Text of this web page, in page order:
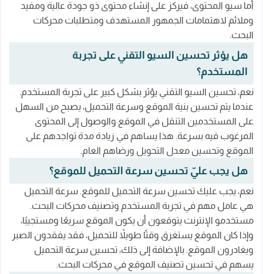
أما سيو المحتوى، فيركز على إنشاء محتوى ذو جودة عالية ومفيد
وملائم لاهتمامات الجمهور المستهدف ومتطلبات محركات
البحث.
هل يؤثر تحسين السيو التقني على تجربة
المستخدم؟
نعم، تحسين السيو التقني يؤثر بشكل كبير على تجربة المستخدم.
عندما يتم تحسين بنية الموقع وسرعة التحميل، يصبح من السهل
على المستخدمين التنقل في الموقع والوصول إلى المحتوى
المرغوب فيه بسرعة. هذا يساهم في زيادة مدة تواجدهم على
الموقع وتحسين معدل التحويل ورضاهم العام.
هل يجب عليّ تحسين سرعة التحميل للموقع؟
نعم، يجب عليك تحسين سرعة التحميل للموقع. سرعة التحميل
هي عامل مهم في تجربة المستخدم وتصنيف محركات البحث.
مستخدمو الإنترنت يتوقعون أن يكون الموقع سريعًا ومستجيبًا،
وإذا كان الموقع يستغرق وقتًا طويلاً للتحميل، فقد يفقدون الصبر
ويغادرون الموقع. بالإضافة إلى ذلك، تحسين سرعة التحميل
يسهم في تحسين تصنيف الموقع في محركات البحث.